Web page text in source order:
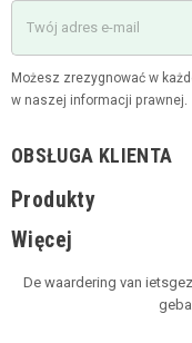
Możesz zrezygnować w
w naszej informacji prawnej.
OBSŁUGA KLIENTA
Produkty
Więcej
De waardering van